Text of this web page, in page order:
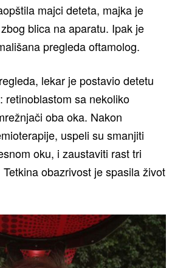
majci deteta, majka je
blica na aparatu. Ipak je
pregleda oftamolog.
lekar je postavio detetu
retinoblastom sa nekoliko
oba oka. Nakon
uspeli su smanjiti
oku, i zaustaviti rast tri
obazrivost je spasila život